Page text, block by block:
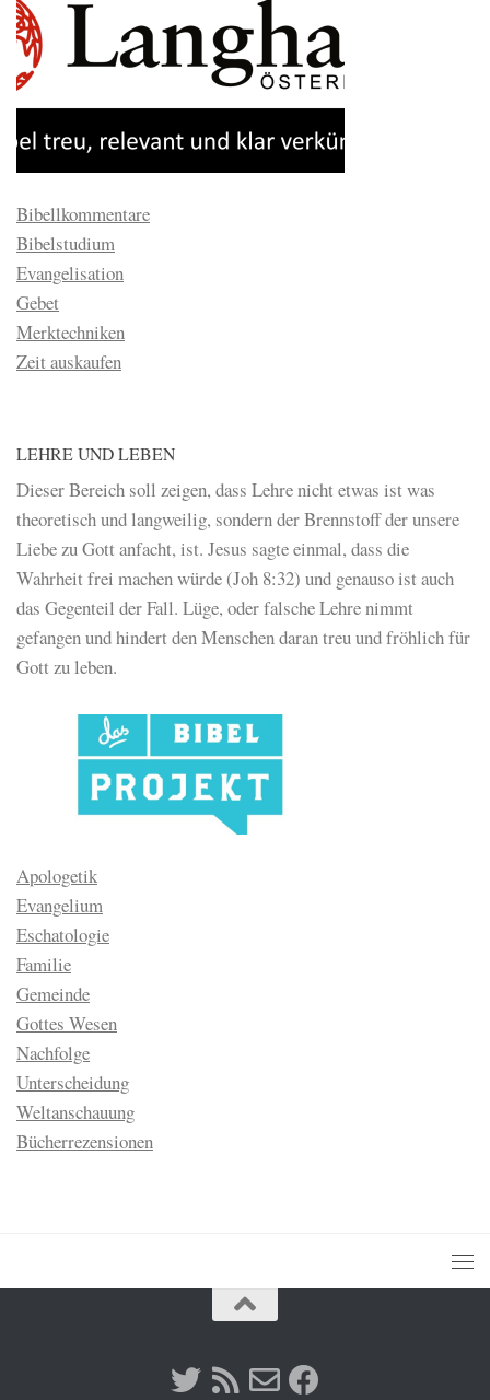
Bibellkommentare
Bibelstudium
Evangelisation
Gebet
Merktechniken
Zeit auskaufen
LEHRE UND LEBEN
Dieser Bereich soll zeigen, dass Lehre nicht etwas ist was
theoretisch und langweilig, sondern der Brennstoff der unsere
Liebe zu Gott anfacht, ist. Jesus sagte einmal, dass die
Wahrheit frei machen würde (Joh 8:32) und genauso ist auch
das Gegenteil der Fall. Lüge, oder falsche Lehre nimmt
gefangen und hindert den Menschen daran treu und fröhlich für
Gott zu leben.
Apologetik
Evangelium
Eschatologie
Familie
Gemeinde
Gottes Wesen
Nachfolge
Unterscheidung
Weltanschauung
Bücherrezensionen